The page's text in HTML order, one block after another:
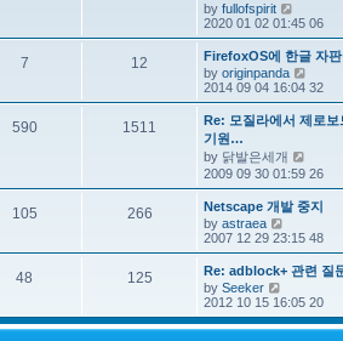
o
s
t
l
a
t
e
s
t
p
o
t
by fullofspirit
i
e
w
t
h
e
l
a
e
s
t
o
t
2020 01 02 01:45 06
7 12
FirefoxOS에 한글 자
by originpanda
i
e
w
t
l
a
t
e
s
o
t
2014 09 04 16:04 32
590 1511
Re: 모질라에서 제로
기원…
by 닭발은세개
w
t
e
l
a
e
s
t
2009 09 30 01:59 26
105 266
Netscape 개발 중지
by astraea
i
e
w
t
h
e
l
2007 12 29 23:15 48
48 125
Re: adblock+ 관련 질
by Seeker
i
e
w
2012 10 15 16:05 20